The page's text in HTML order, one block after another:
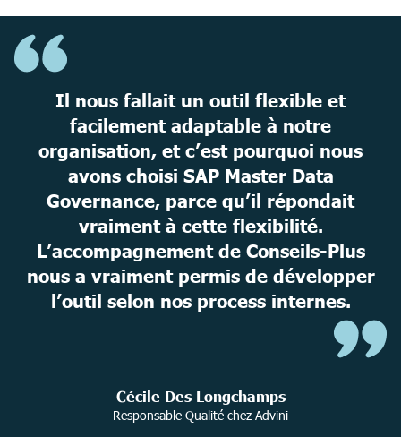
Il nous fallait un outil flexible et
facilement adaptable à notre
organisation, et c’est pourquoi nous
avons choisi SAP Master Data
Governance, parce qu’il répondait
vraiment à cette flexibilité.
L’accompagnement de Conseils-Plus
nous a vraiment permis de développer
l’outil selon nos process internes.
Cécile Des Longchamps
Responsable Qualité chez Advini